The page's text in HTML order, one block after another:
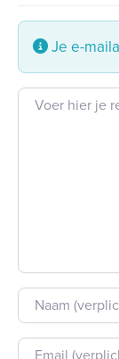
Je e-
Beoordeling tekst
Naam
E-mail